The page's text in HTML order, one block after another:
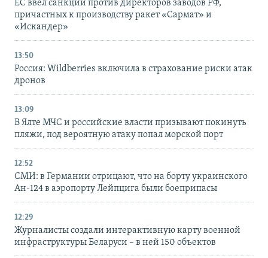
ЕС ввел санкции против директоров заводов РФ,
причастных к производству ракет «Сармат» и
«Искандер»
13:50
Россия: Wildberries включила в страхование риски атак
дронов
13:09
В Ялте МЧС и российские власти призывают покинуть
пляжи, под вероятную атаку попал морской порт
12:52
СМИ: в Германии отрицают, что на борту украинского
Ан-124 в аэропорту Лейпцига были боеприпасы
12:29
Журналисты создали интерактивную карту военной
инфраструктуры Беларуси – в ней 150 объектов